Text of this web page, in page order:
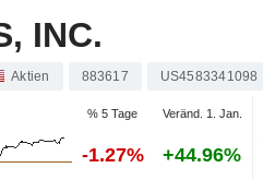
INC.
Aktien 883617 US4583341098
% 5 Tage Veränd. 1. Jan.
-1.27% +44.96%